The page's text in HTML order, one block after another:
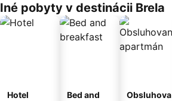
Iné pobyty v destinácii Brela
Hotel
Bed and
Obsluhova